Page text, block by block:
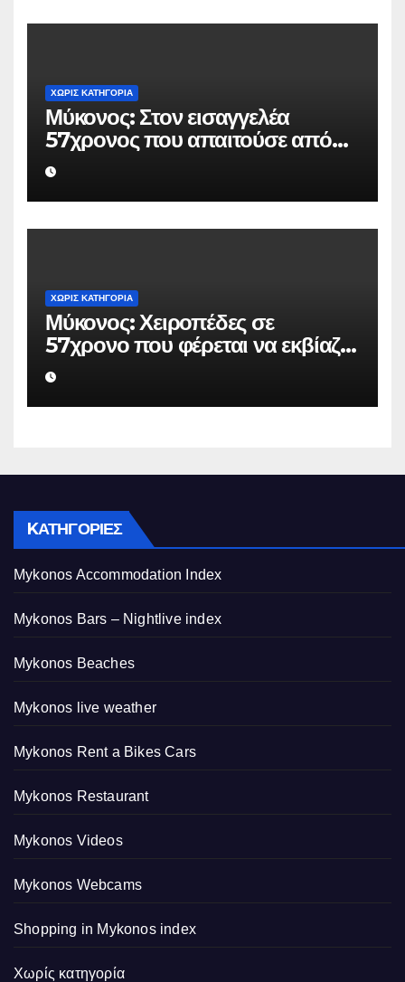
ΧΩΡΊΣ ΚΑΤΗΓΟΡΊΑ
Μύκονος: Στον εισαγγελέα
57χρονος που απαιτούσε από
επιχειρηματία 80.000 ευρώ για
να μην κάνει καταγγελίες σε
βάρος του
ΧΩΡΊΣ ΚΑΤΗΓΟΡΊΑ
Μύκονος: Χειροπέδες σε
57χρονο που φέρεται να εκβίαζε
επιχείρηση για να «θάψει»
ψευδείς καταγγελίες – Η παγίδα
που του έστησε η ΕΛ.ΑΣ.
KΑΤΗΓΟΡΊΕΣ
Mykonos Accommodation Index
Mykonos Bars – Nightlive index
Mykonos Beaches
Mykonos live weather
Mykonos Rent a Bikes Cars
Mykonos Restaurant
Mykonos Videos
Mykonos Webcams
Shopping in Mykonos index
Χωρίς κατηγορία